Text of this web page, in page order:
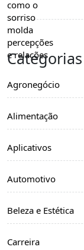
Categorias
Agronegócio
Alimentação
Aplicativos
Automotivo
Beleza e Estética
Carreira